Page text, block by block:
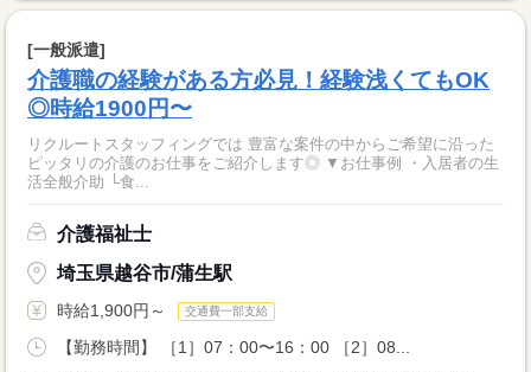
[一般派遣]
介護職の経験がある方必見！経験浅くてもOK
◎時給1900円〜
リクルートスタッフィングでは 豊富な案件の中からご希望に沿った
ピッタリの介護のお仕事をご紹介します◎ ▼お仕事例 ・入居者の生
活全般介助 └食...
介護福祉士
埼玉県越谷市/蒲生駅
時給1,900円～ 交通費一部支給
【勤務時間】 ［1］07：00〜16：00 ［2］08...